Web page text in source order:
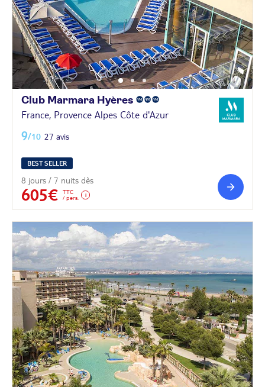
Club Marmara Hyères
France, Provence Alpes Côte d'Azur
9/10 27 avis
BEST SELLER
8 jours / 7 nuits dès
605€
TTC
/ pers.